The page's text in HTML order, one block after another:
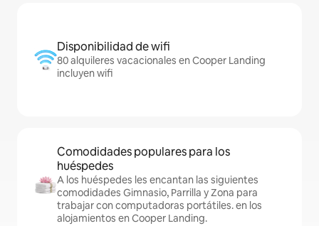
Disponibilidad de wifi
80 alquileres vacacionales en Cooper Landing
incluyen wifi
Comodidades populares para los
huéspedes
A los huéspedes les encantan las siguientes
comodidades Gimnasio, Parrilla y Zona para
trabajar con computadoras portátiles. en los
alojamientos en Cooper Landing.